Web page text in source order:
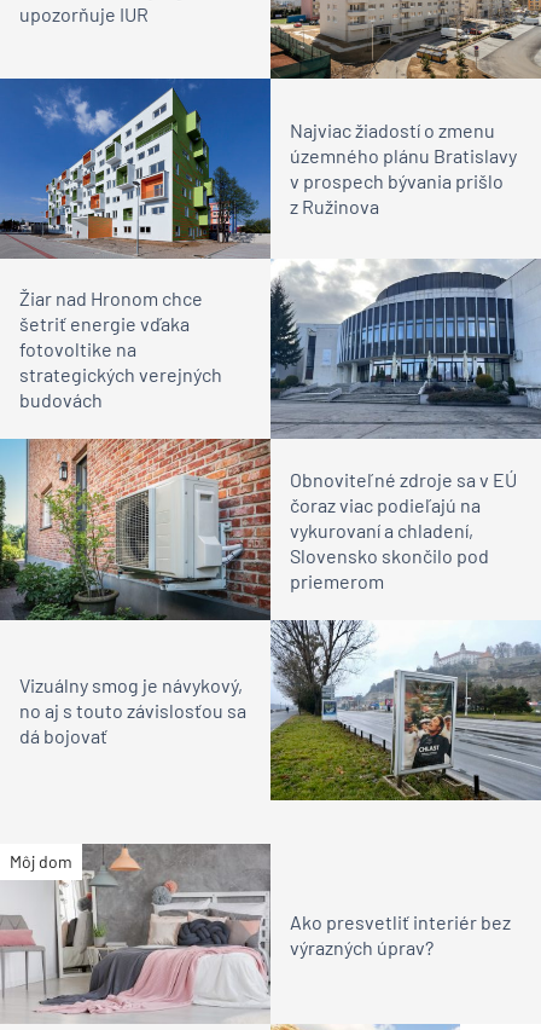
upozorňuje IUR
Najviac žiadostí o zmenu
územného plánu Bratislavy
v prospech bývania prišlo
z Ružinova
Žiar nad Hronom chce
šetriť energie vďaka
fotovoltike na
strategických verejných
budovách
Obnoviteľné zdroje sa v EÚ
čoraz viac podieľajú na
vykurovaní a chladení,
Slovensko skončilo pod
priemerom
Vizuálny smog je návykový,
no aj s touto závislosťou sa
dá bojovať
Môj dom
Ako presvetliť interiér bez
výrazných úprav?